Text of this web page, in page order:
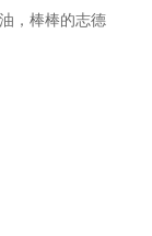
，棒棒的志德